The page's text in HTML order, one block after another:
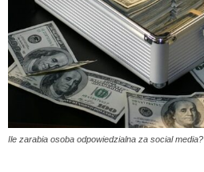
Ile zarabia osoba odpowiedzialna za social media?